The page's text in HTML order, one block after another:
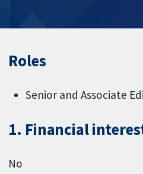
Roles
Senior and Associate
1. Financial
No